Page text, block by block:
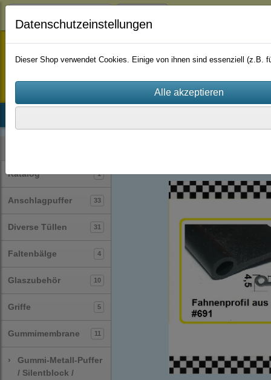
staufenbiel-berlin
Katalog 1
Anschlagpuffer 33
Diverse Tüllen 31
Faltenbälge 4
Glaszubehör 10
Griffe 5
Gummimembrane 11
›
Gummi-Metall-Puffer
/ Silentblock /
Datenschutzeinstellungen
Dieser Shop verwendet Cookies. Einige von ihnen sind essenziell (z.B.